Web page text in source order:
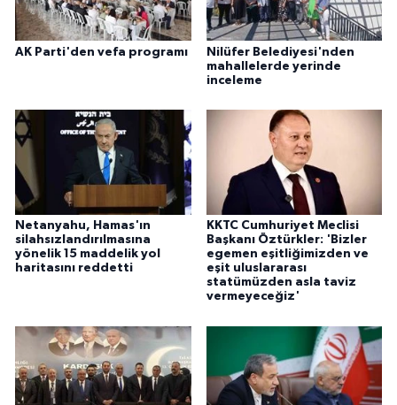
AK Parti'den vefa programı
Nilüfer Belediyesi'nden
mahallelerde yerinde
inceleme
Netanyahu, Hamas'ın
silahsızlandırılmasına
yönelik 15 maddelik yol
haritasını reddetti
KKTC Cumhuriyet Meclisi
Başkanı Öztürkler: 'Bizler
egemen eşitliğimizden ve
eşit uluslararası
statümüzden asla taviz
vermeyeceğiz'